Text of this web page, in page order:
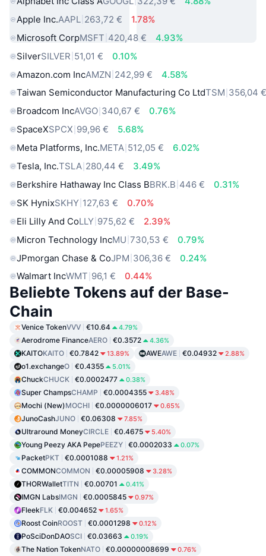
Apple Inc.AAPL 263,72 €
1.78%
Microsoft CorpMSFT 420,48 €
4.93%
SilverSILVER 51,01 €
0.10%
Amazon.com IncAMZN 242,99 €
4.58%
Taiwan Semiconductor Manufacturing Co LtdTSM 356,04
Broadcom IncAVGO 340,67 €
0.76%
SpaceXSPCX 99,96 €
5.68%
Meta Platforms, Inc.META 512,05 €
6.02%
Tesla, Inc.TSLA 280,44 €
3.49%
Berkshire Hathaway Inc Class BBRK.B 446 €
0.31%
SK HynixSKHY 127,63 €
0.70%
Eli Lilly And CoLLY 975,62 €
2.39%
Micron Technology IncMU 730,53 €
0.79%
JPmorgan Chase & CoJPM 306,36 €
0.24%
Walmart IncWMT 96,1 € 0.44%
Beliebte Tokens auf der Base-
Chain
Venice TokenVVV €10.64 4.79%
Aerodrome FinanceAERO €0.3572 4.36%
KAITOKAITO €0.7842 13.89% AWEAWE €0.04932 2.88%
o1.exchangeO €0.4355 5.01%
ChuckCHUCK €0.0002477 0.38%
Super ChampsCHAMP €0.0004355 3.48%
Mochi (New)MOCHI €0.0000006017 0.65%
JunoCashJUNO €0.06308 7.85%
Ultraround MoneyCIRCLE €0.4675 5.40%
Young Peezy AKA PepePEEZY €0.0002033 0.07%
PacketPKT €0.0001088 1.21%
COMMONCOMMON €0.00005908 3.28%
THORWalletTITN €0.00701 0.41%
IMGN LabsIMGN €0.0005845 0.97%
FleekFLK €0.004652 1.65%
Roost CoinROOST €0.0001298 0.12%
PoSciDonDAOSCI €0.03663 0.19%
The Nation TokenNATO €0.00000008699 0.76%